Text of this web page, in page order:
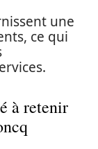
une
ce qui
à retenir